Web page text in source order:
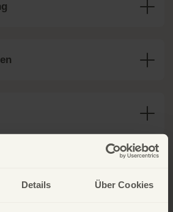
Details Über Cookies